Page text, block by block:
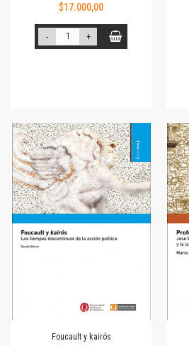
$17.000,00
- +
Foucault y kairós